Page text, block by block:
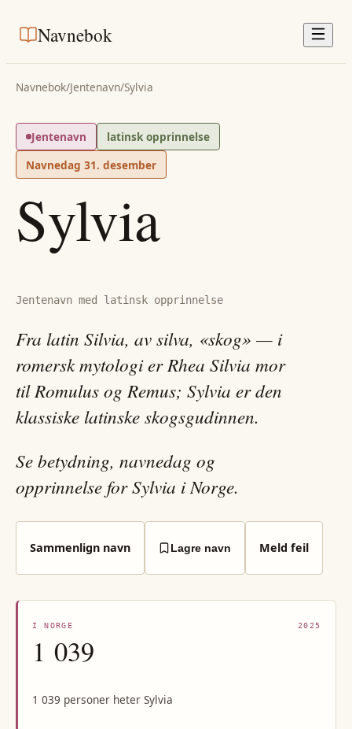
Navnebok
Navnebok/Jentenavn/Sylvia
Jentenavn
latinsk opprinnelse
Navnedag 31. desember
Sylvia
Jentenavn med latinsk opprinnelse
Fra latin Silvia, av silva, «skog» — i
romersk mytologi er Rhea Silvia mor
til Romulus og Remus; Sylvia er den
klassiske latinske skogsgudinnen.
Se betydning, navnedag og
opprinnelse for Sylvia i Norge.
Sammenlign navn Lagre navn Meld feil
I NORGE 2025
1 039
1 039 personer heter Sylvia